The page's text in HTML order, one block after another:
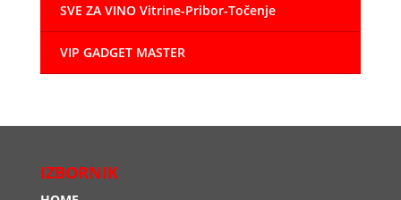
SVE ZA VINO Vitrine-Pribor-Točenje
VIP GADGET MASTER
IZBORNIK